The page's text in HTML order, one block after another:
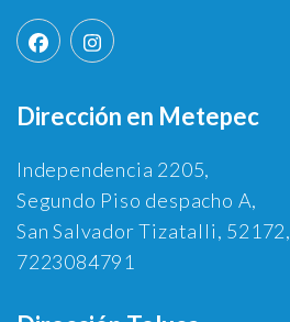
Dirección en Metepec
Independencia 2205,
Segundo Piso despacho A,
San Salvador Tizatalli, 52172,
7223084791